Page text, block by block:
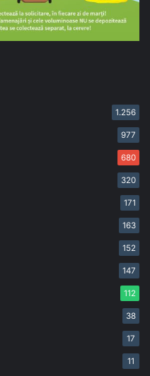
1.256
977
680
320
171
163
152
147
112
38
17
11